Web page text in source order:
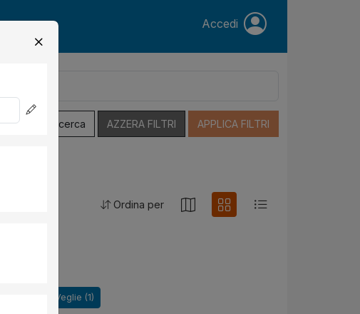
Accedi
Salva Ricerca AZZERA FILTRI APPLICA FILTRI
Ordina per
Veglie (1)